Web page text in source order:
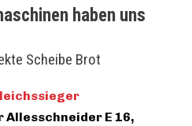
haben uns
Scheibe Brot
E 16,